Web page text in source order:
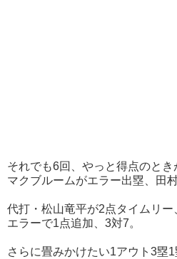
それでも6回、やっと得点のとき
マクブルームがエラー出塁、田
代打・松山竜平が2点タイムリ
エラーで1点追加、3対7。
さらに畳みかけたい1アウト3塁